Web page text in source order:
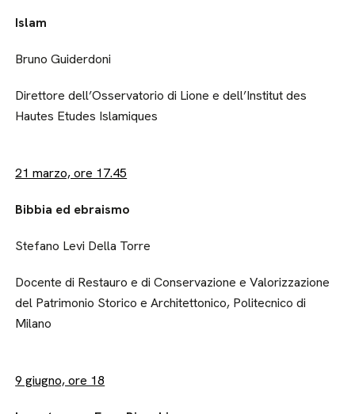
Islam
Bruno Guiderdoni
Direttore dell’Osservatorio di Lione e dell’Institut des
Hautes Etudes Islamiques
21 marzo, ore 17.45
Bibbia ed ebraismo
Stefano Levi Della Torre
Docente di Restauro e di Conservazione e Valorizzazione
del Patrimonio Storico e Architettonico, Politecnico di
Milano
9 giugno, ore 18